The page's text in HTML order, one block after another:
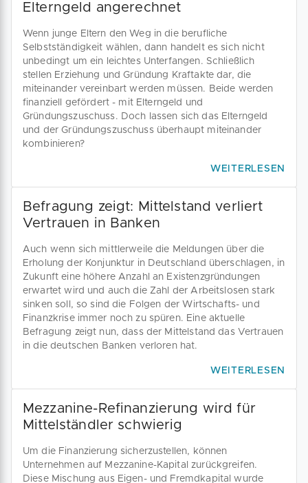
Elterngeld angerechnet
Wenn junge Eltern den Weg in die berufliche
Selbstständigkeit wählen, dann handelt es sich nicht
unbedingt um ein leichtes Unterfangen. Schließlich
stellen Erziehung und Gründung Kraftakte dar, die
miteinander vereinbart werden müssen. Beide werden
finanziell gefördert - mit Elterngeld und
Gründungszuschuss. Doch lassen sich das Elterngeld
und der Gründungszuschuss überhaupt miteinander
kombinieren?
WEITERLESEN
Befragung zeigt: Mittelstand verliert
Vertrauen in Banken
Auch wenn sich mittlerweile die Meldungen über die
Erholung der Konjunktur in Deutschland überschlagen, in
Zukunft eine höhere Anzahl an Existenzgründungen
erwartet wird und auch die Zahl der Arbeitslosen stark
sinken soll, so sind die Folgen der Wirtschafts- und
Finanzkrise immer noch zu spüren. Eine aktuelle
Befragung zeigt nun, dass der Mittelstand das Vertrauen
in die deutschen Banken verloren hat.
WEITERLESEN
Mezzanine-Refinanzierung wird für
Mittelständler schwierig
Um die Finanzierung sicherzustellen, können
Unternehmen auf Mezzanine-Kapital zurückgreifen.
Diese Mischung aus Eigen- und Fremdkapital wurde